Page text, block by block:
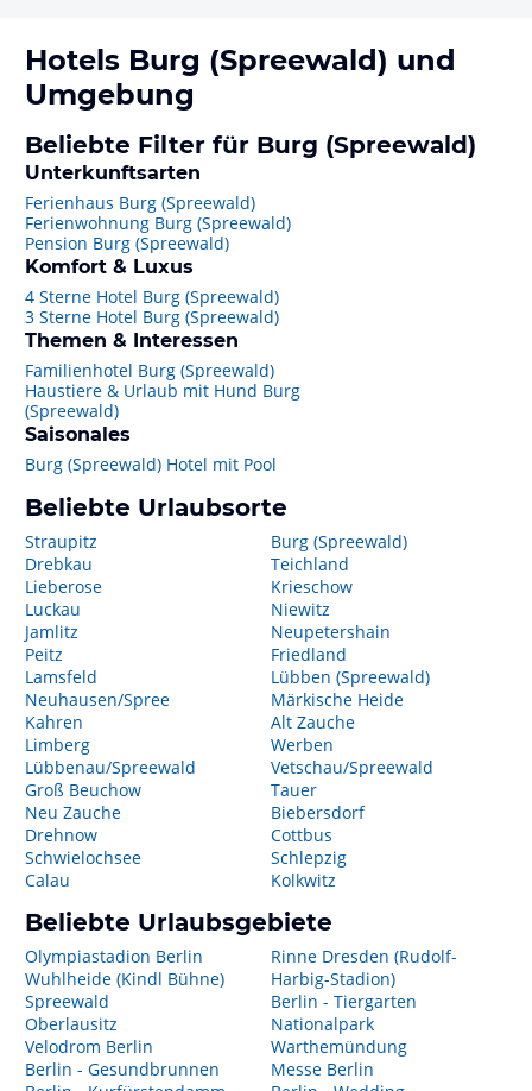
Hotels Burg (Spreewald) und
Umgebung
Beliebte Filter für Burg (Spreewald)
Unterkunftsarten
Ferienhaus Burg (Spreewald)
Ferienwohnung Burg (Spreewald)
Pension Burg (Spreewald)
Komfort & Luxus
4 Sterne Hotel Burg (Spreewald)
3 Sterne Hotel Burg (Spreewald)
Themen & Interessen
Familienhotel Burg (Spreewald)
Haustiere & Urlaub mit Hund Burg
(Spreewald)
Saisonales
Burg (Spreewald) Hotel mit Pool
Beliebte Urlaubsorte
Straupitz
Drebkau
Lieberose
Luckau
Jamlitz
Peitz
Lamsfeld
Neuhausen/Spree
Kahren
Limberg
Lübbenau/Spreewald
Groß Beuchow
Neu Zauche
Drehnow
Schwielochsee
Calau
Burg (Spreewald)
Teichland
Krieschow
Niewitz
Neupetershain
Friedland
Lübben (Spreewald)
Märkische Heide
Alt Zauche
Werben
Vetschau/Spreewald
Tauer
Biebersdorf
Cottbus
Schlepzig
Kolkwitz
Beliebte Urlaubsgebiete
Olympiastadion Berlin
Wuhlheide (Kindl Bühne)
Spreewald
Oberlausitz
Velodrom Berlin
Berlin - Gesundbrunnen
Rinne Dresden (Rudolf-
Harbig-Stadion)
Berlin - Tiergarten
Nationalpark
Warthemündung
Messe Berlin